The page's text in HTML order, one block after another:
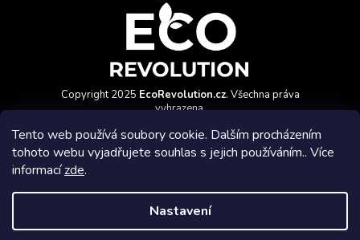
Tento web používá soubory cookie. Dalším procházením
tohoto webu vyjadřujete souhlas s jejich používáním.. Více
informacízde.
Nastavení
Copyright 2025 EcoRevolution.cz. Všechna práva
vyhrazena.
Affiliate program